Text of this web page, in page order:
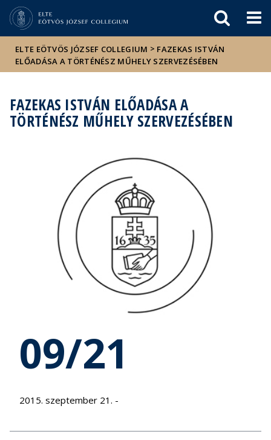
sajtóban
ELTE EÖTVÖS JÓZSEF COLLEGIUM > FAZEKAS ISTVÁN
ELŐADÁSA A TÖRTÉNÉSZ MŰHELY SZERVEZÉSÉBEN
FAZEKAS ISTVÁN ELŐADÁSA A
TÖRTÉNÉSZ MŰHELY SZERVEZÉSÉBEN
09/21
2015. szeptember 21. -